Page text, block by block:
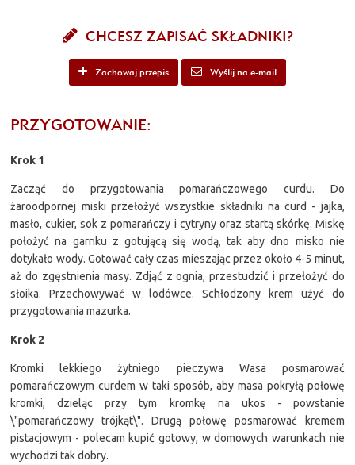
CHCESZ ZAPISAĆ SKŁADNIKI?
Zachowaj przepis Wyślij na e-mail
PRZYGOTOWANIE:
Krok 1
Zacząć do przygotowania pomarańczowego curdu. Do
żaroodpornej miski przełożyć wszystkie składniki na curd - jajka,
masło, cukier, sok z pomarańczy i cytryny oraz startą skórkę. Miskę
położyć na garnku z gotującą się wodą, tak aby dno misko nie
dotykało wody. Gotować cały czas mieszając przez około 4-5 minut,
aż do zgęstnienia masy. Zdjąć z ognia, przestudzić i przełożyć do
słoika. Przechowywać w lodówce. Schłodzony krem użyć do
przygotowania mazurka.
Krok 2
Kromki lekkiego żytniego pieczywa Wasa posmarować
pomarańczowym curdem w taki sposób, aby masa pokryłą połowę
kromki, dzieląc przy tym kromkę na ukos - powstanie
\"pomarańczowy trójkąt\". Drugą połowę posmarować kremem
pistacjowym - polecam kupić gotowy, w domowych warunkach nie
wychodzi tak dobry.